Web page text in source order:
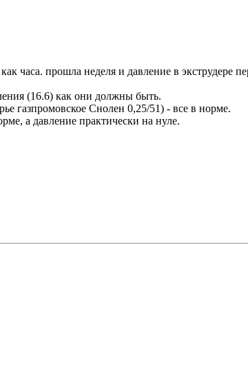
часа. прошла неделя и давление в экструдере
(16.6) как они должны быть.
газпромовское Снолен 0,25/51) - все в норме.
а давление практически на нуле.